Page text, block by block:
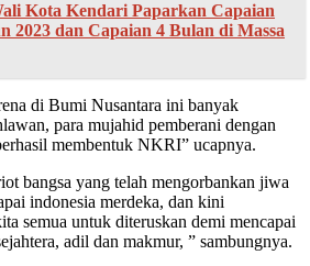
Kota Kendari Paparkan Capaian
2023 dan Capaian 4 Bulan di Massa
di Bumi Nusantara ini banyak
para mujahid pemberani dengan
membentuk NKRI” ucapnya.
bangsa yang telah mengorbankan jiwa
indonesia merdeka, dan kini
semua untuk diteruskan demi mencapai
adil dan makmur, ” sambungnya.